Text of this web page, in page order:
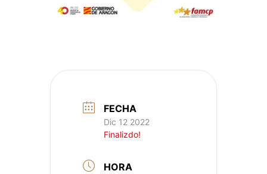
FECHA
Dic 12 2022
Finalizdo!
HORA